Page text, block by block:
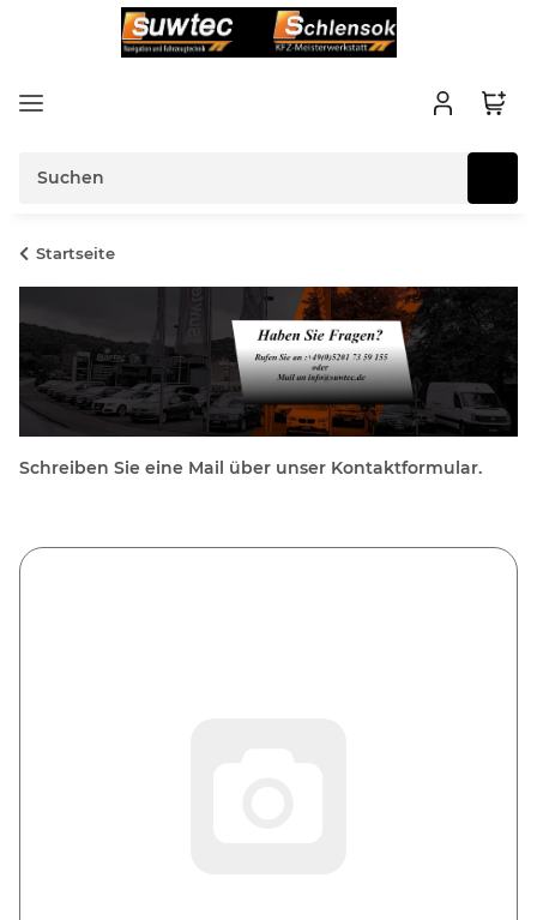
Startseite
Schreiben Sie eine Mail über unser Kontaktformular.